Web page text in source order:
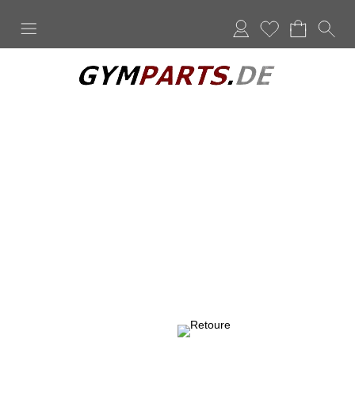
Anmelden
Merkliste